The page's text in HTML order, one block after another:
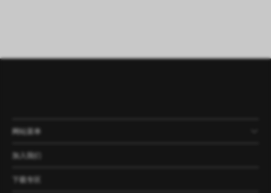
网站菜单
产品
公司
资讯
案例
加入我们
下载专区